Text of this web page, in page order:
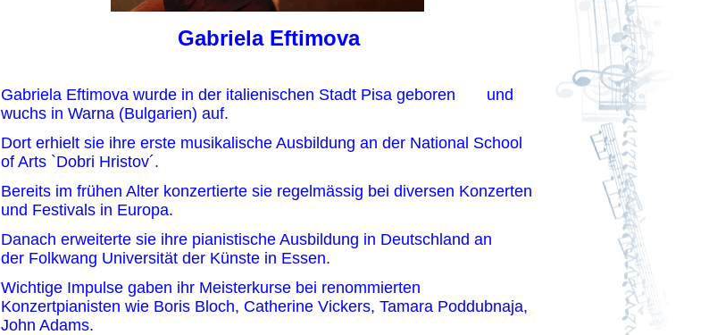
Gabriela Eftimova
Gabriela Eftimova wurde in der italienischen Stadt Pisa geboren und
wuchs in Warna (Bulgarien) auf.
Dort erhielt sie ihre erste musikalische Ausbildung an der National School
of Arts `Dobri Hristov´.
Bereits im frühen Alter konzertierte sie regelmässig bei diversen Konzerten
und Festivals in Europa.
Danach erweiterte sie ihre pianistische Ausbildung in Deutschland an
der Folkwang Universität der Künste in Essen.
Wichtige Impulse gaben ihr Meisterkurse bei renommierten
Konzertpianisten wie Boris Bloch, Catherine Vickers, Tamara Poddubnaja,
John Adams.